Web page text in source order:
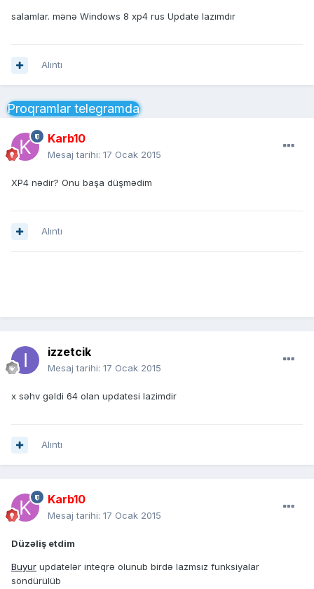
salamlar. mənə Windows 8 xp4 rus Update lazımdır
Alıntı
Proqramlar telegramda
Karb10
Mesaj tarihi: 17 Ocak 2015
XP4 nədir? Onu başa düşmədim
Alıntı
izzetcik
Mesaj tarihi: 17 Ocak 2015
x səhv gəldi 64 olan updatesi lazimdir
Alıntı
Karb10
Mesaj tarihi: 17 Ocak 2015
Düzəliş etdim
Buyur updatelər inteqrə olunub birdə lazmsız funksiyalar
söndürülüb